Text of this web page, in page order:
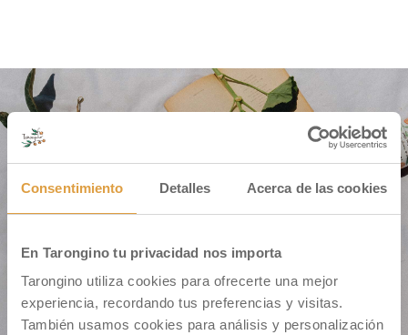
Consentimiento Detalles Acerca de las cookies
En Tarongino tu privacidad nos importa
Tarongino utiliza cookies para ofrecerte una mejor
experiencia, recordando tus preferencias y visitas.
También usamos cookies para análisis y personalización
Cm. Montiver S/N – Pol. 31 Parc. 335
46500 Sagunto (VALENCIA)